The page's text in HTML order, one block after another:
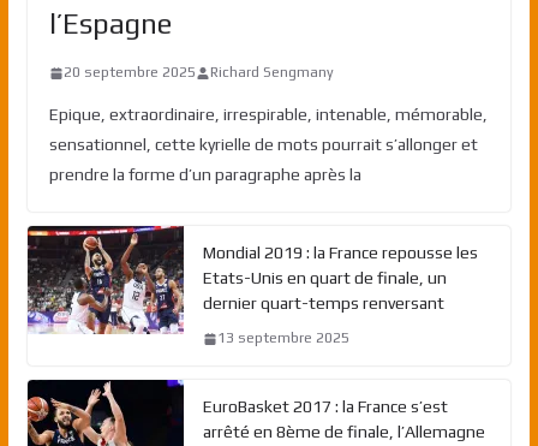
l’Espagne
20 septembre 2025 Richard Sengmany
Epique, extraordinaire, irrespirable, intenable, mémorable,
sensationnel, cette kyrielle de mots pourrait s’allonger et
prendre la forme d’un paragraphe après la
Mondial 2019 : la France repousse les
Etats-Unis en quart de finale, un
dernier quart-temps renversant
13 septembre 2025
EuroBasket 2017 : la France s’est
arrêté en 8ème de finale, l’Allemagne